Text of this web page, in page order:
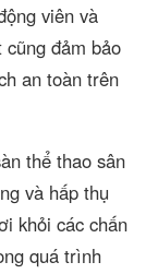
viên và
đảm bảo
an toàn trên
thể thao sân
và hấp thụ
khỏi các chấn
quá trình